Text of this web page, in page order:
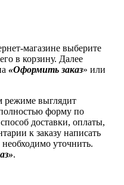
магазине выберите
в корзину. Далее
«Оформить заказ» или
режиме выглядит
форму по
доставки, оплаты,
к заказу написать
уточнить.
.